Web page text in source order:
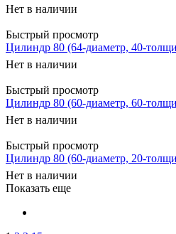
Нет в наличии
Быстрый просмотр
Цилиндр 80 (64-диаметр, 40-
Нет в наличии
Быстрый просмотр
Цилиндр 80 (60-диаметр, 60-
Нет в наличии
Быстрый просмотр
Цилиндр 80 (60-диаметр, 20-
Нет в наличии
Показать еще